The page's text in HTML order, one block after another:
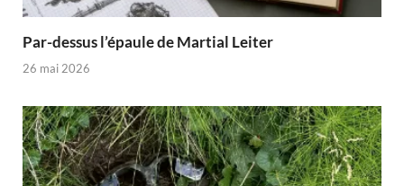
Par-dessus l’épaule de Martial Leiter
26 mai 2026